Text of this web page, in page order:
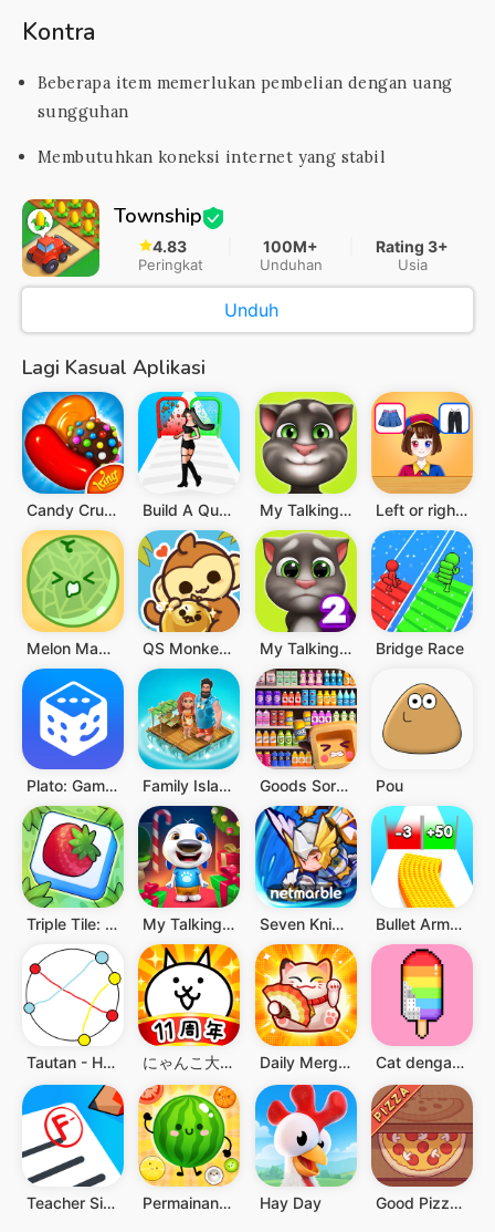
Kontra
Beberapa item memerlukan pembelian dengan uang
sungguhan
Membutuhkan koneksi internet yang stabil
Township
4.83
Peringkat
100M+
Unduhan
Rating 3+
Usia
Unduh
Lagi Kasual Aplikasi
Candy Crush Saga Build A Queen My Talking Tom Left or right: Magic Dress up
Melon Maker : Fruit Game QS Monkey Land : Fruit Merge My Talking Tom 2 Bridge Race
Plato: Game Multiplayer Seru Family Island - Game pertanian Goods Sort™ - Susun Barang Pou
Triple Tile: Game Puzzle Cocok My Talking Hank: Islands Seven Knights Idle Adventure Bullet Army Run
Tautan - Hubungkan Titik-Titik にゃんこ大戦争 Daily Merge: Match Puzzle Game Cat dengan nomor - Pixel Art
Teacher Simulator: School Days Permainan Semangka Hay Day Good Pizza, Great Pizza